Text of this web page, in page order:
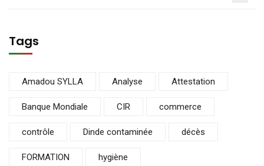
Tags
Amadou SYLLA Analyse Attestation
Banque Mondiale CIR commerce
contrôle Dinde contaminée décès
FORMATION hygiène